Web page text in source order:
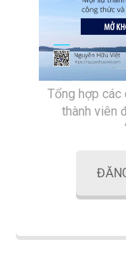
Tổng hợp các
thành viên